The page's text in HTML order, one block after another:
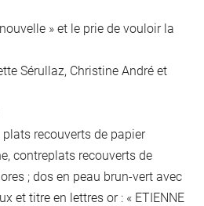
» et le prie de vouloir la
Sérullaz, Christine André et
recouverts de papier
contreplats recouverts de
; dos en peau brun-vert avec
et titre en lettres or : « ETIENNE